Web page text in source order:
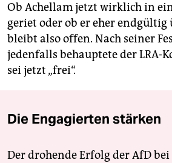
Ob Achellam jetzt wirklich in
geriet oder ob er eher endgültig
bleibt also offen. Nach seiner
jedenfalls behauptete der LRA-
sei jetzt „frei“.
Die Engagierten stärken
Der drohende Erfolg der AfD